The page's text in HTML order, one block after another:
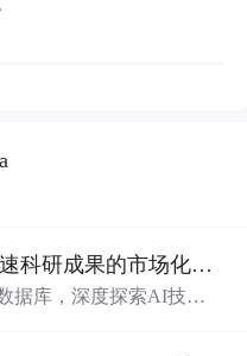
高校科研管理人员如何加速科研成果的市场化转化？.docx
据库，深度探索AI技术